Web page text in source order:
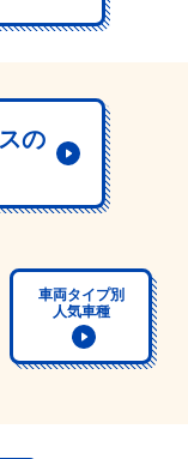
の
車両タイプ別
人気車種